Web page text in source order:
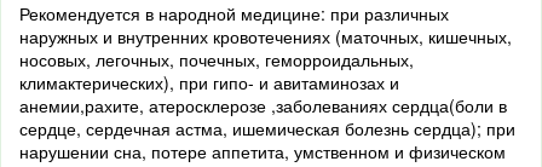
Рекомендуется в народной медицине: при различных
наружных и внутренних кровотечениях (маточных, кишечных,
носовых, легочных, почечных, геморроидальных,
климактерических), при гипо- и авитаминозах и
анемии,рахите, атеросклерозе ,заболеваниях сердца(боли в
сердце, сердечная астма, ишемическая болезнь сердца); при
нарушении сна, потере аппетита, умственном и физическом